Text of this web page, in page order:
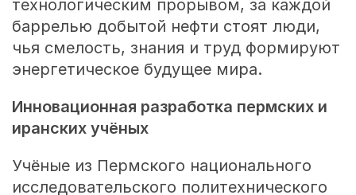
технологическим прорывом, за каждой
баррелью добытой нефти стоят люди,
чья смелость, знания и труд формируют
энергетическое будущее мира.
Инновационная разработка пермских и
иранских учёных
Учёные из Пермского национального
исследовательского политехнического